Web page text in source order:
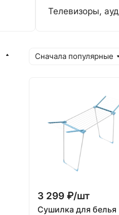
Телевизоры,
Сначала популярные
3 299 ₽/шт
Сушилка для белья